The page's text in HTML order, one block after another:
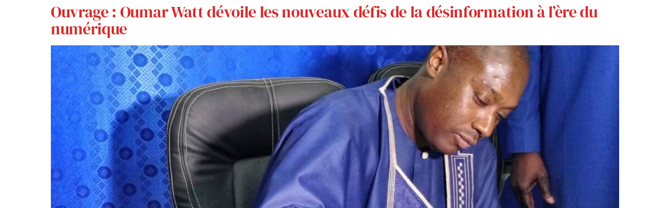
Ouvrage : Oumar Watt dévoile les nouveaux défis de la désinformation à l’ère du
numérique